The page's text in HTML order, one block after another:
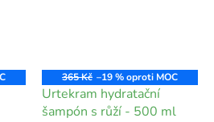
365 Kč –19 %
Urtekram hydratační
šampón s růží - 500 ml